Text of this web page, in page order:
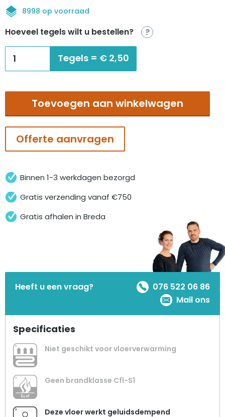
8998 op voorraad
Hoeveel tegels wilt u bestellen? ?
aantal
Tegels = € 2,50
Toevoegen aan winkelwagen
Offerte aanvragen
Binnen 1-3 werkdagen bezorgd
Gratis verzending vanaf €750
Gratis afhalen in Breda
Heeft u een vraag?
076 522 06 86
Mail ons
Specificaties
Niet geschikt voor vloerverwarming
Geen brandklasse Cfl-S1
Deze vloer werkt geluidsdempend